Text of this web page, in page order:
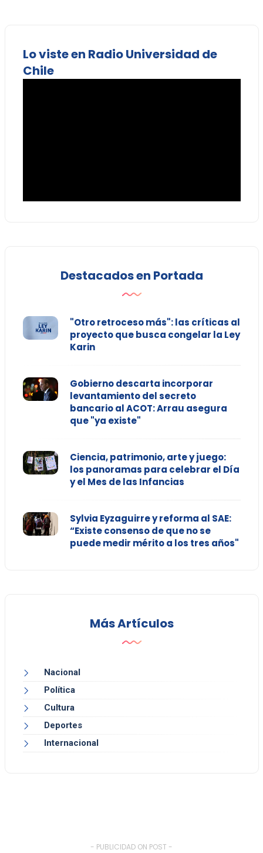
Lo viste en Radio Universidad de
Chile
Destacados en Portada
"Otro retroceso más": las críticas al
proyecto que busca congelar la Ley
Karin
Gobierno descarta incorporar
levantamiento del secreto
bancario al ACOT: Arrau asegura
que "ya existe"
Ciencia, patrimonio, arte y juego:
los panoramas para celebrar el Día
y el Mes de las Infancias
Sylvia Eyzaguirre y reforma al SAE:
“Existe consenso de que no se
puede medir mérito a los tres años"
Más Artículos
Nacional
Política
Cultura
Deportes
Internacional
- PUBLICIDAD ON POST -